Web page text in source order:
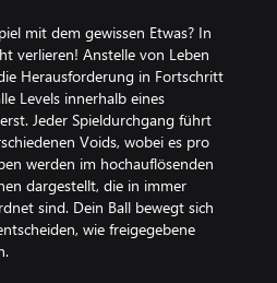
mit dem gewissen Etwas? In
verlieren! Anstelle von Leben
Herausforderung in Fortschritt
Levels innerhalb eines
Jeder Spieldurchgang führt
Voids, wobei es pro
werden im hochauflösenden
dargestellt, die in immer
sind. Dein Ball bewegt sich
wie freigegebene